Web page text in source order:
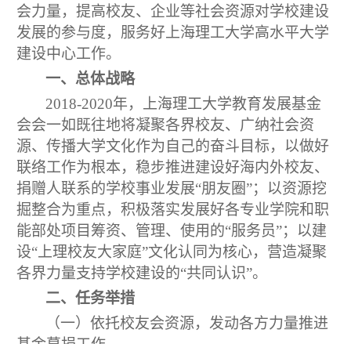
会力量，提高校友、企业等社会资源对学校建设
发展的参与度，服务好上海理工大学高水平大学
建设中心工作。
一、总体战略
2018-2020年，上海理工大学教育发展基金
会会一如既往地将凝聚各界校友、广纳社会资
源、传播大学文化作为自己的奋斗目标，以做好
联络工作为根本，稳步推进建设好海内外校友、
捐赠人联系的学校事业发展“朋友圈”；以资源挖
掘整合为重点，积极落实发展好各专业学院和职
能部处项目筹资、管理、使用的“服务员”；以建
设“上理校友大家庭”文化认同为核心，营造凝聚
各界力量支持学校建设的“共同认识”。
二、任务举措
（一）依托校友会资源，发动各方力量推进